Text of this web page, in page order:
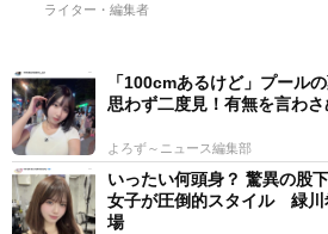
ライター・編集者
「100cmあるけど」プール
思わず二度見！有無を言わ
よろず～ニュース編集部
いったい何頭身？ 驚異の
女子が圧倒的スタイル 緑川
場